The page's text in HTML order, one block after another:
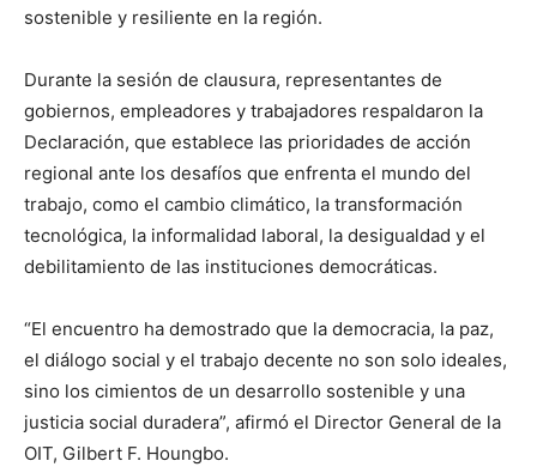
sostenible y resiliente en la región.
Durante la sesión de clausura, representantes de
gobiernos, empleadores y trabajadores respaldaron la
Declaración, que establece las prioridades de acción
regional ante los desafíos que enfrenta el mundo del
trabajo, como el cambio climático, la transformación
tecnológica, la informalidad laboral, la desigualdad y el
debilitamiento de las instituciones democráticas.
“El encuentro ha demostrado que la democracia, la paz,
el diálogo social y el trabajo decente no son solo ideales,
sino los cimientos de un desarrollo sostenible y una
justicia social duradera”, afirmó el Director General de la
OIT, Gilbert F. Houngbo.